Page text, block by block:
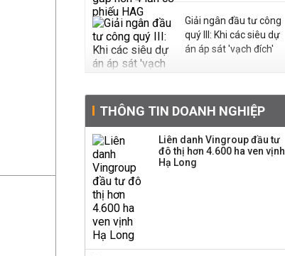
Giải ngân đầu tư công
quý III: Khi các siêu dự
án áp sát 'vạch đích'
triển quỹ hưu trí: Từ tiết
kiệm gia đình thành
nguồn cấp vốn dài hạn
và kinh nghiệm từ
Malaysia
THÔNG TIN DOANH NGHIỆP
Liên danh Vingroup đầu tư
đô thị hơn 4.600 ha ven vịnh
Hạ Long